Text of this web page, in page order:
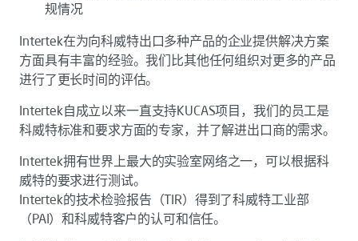
规情况
Intertek在为向科威特出口多种产品的企业提供解决方案
方面具有丰富的经验。我们比其他任何组织对更多的产品
进行了更长时间的评估。
Intertek自成立以来一直支持KUCAS项目，我们的员工是
科威特标准和要求方面的专家，并了解进出口商的需求。
Intertek拥有世界上最大的实验室网络之一，可以根据科
威特的要求进行测试。
Intertek的技术检验报告（TIR）得到了科威特工业部
（PAI）和科威特客户的认可和信任。